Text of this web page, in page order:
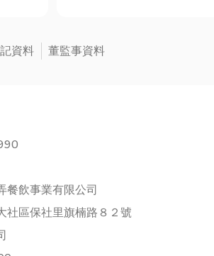
見調
，幫
法經營，更提供完善的保密措
施，讓您借款安心，無後顧之
資料 董監事資料
餐飲事業有限公司
社區保社里旗楠路８２號